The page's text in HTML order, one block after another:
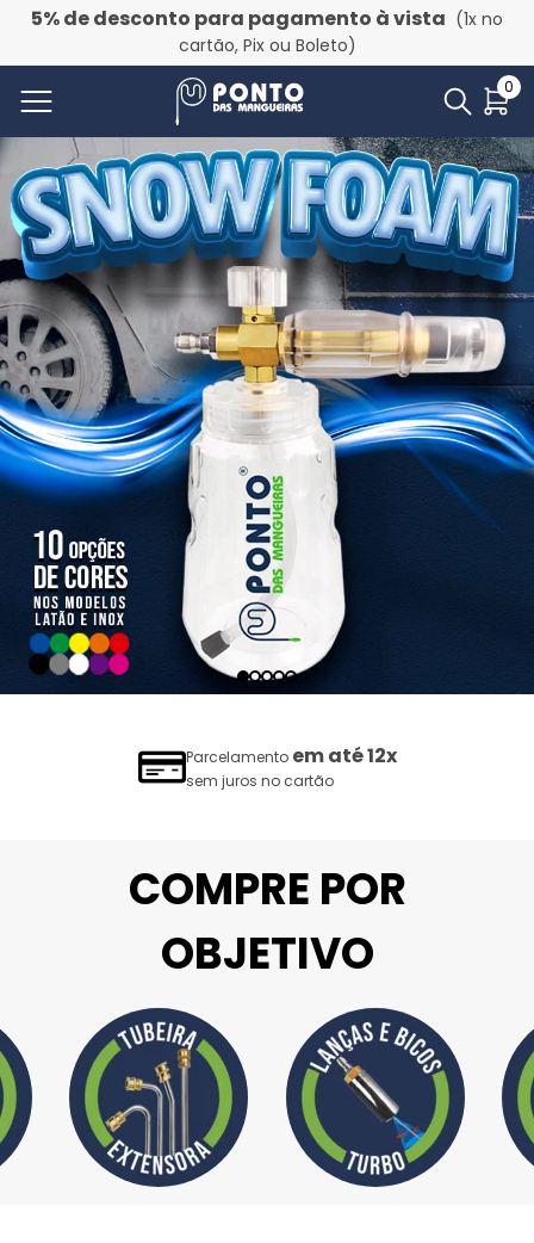
5% de desconto para pagamento à vista (1x no
cartão, Pix ou Boleto)
0
5% Desconto à vista
1x no cartão, Pix ou Boleto
COMPRE POR
OBJETIVO